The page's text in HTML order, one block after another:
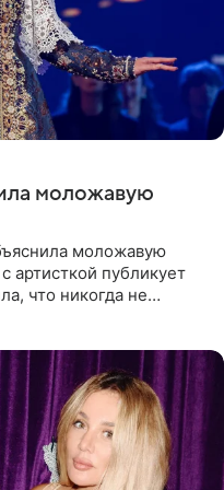
моложавую
моложавую
артисткой публикует
что никогда не